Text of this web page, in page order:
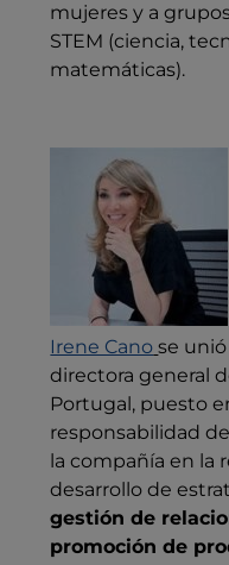
mujeres y a
STEM (ciencia,
matemáticas).
Irene Cano se
directora general
Portugal, puesto
responsabilidad
la compañía en la
desarrollo de
gestión de
promoción de